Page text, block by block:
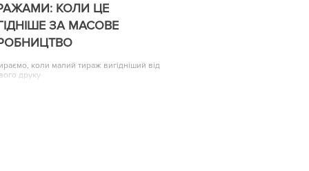
КОЛИ ЦЕ
ЗА МАСОВЕ
коли малий тираж вигідніший від
друку